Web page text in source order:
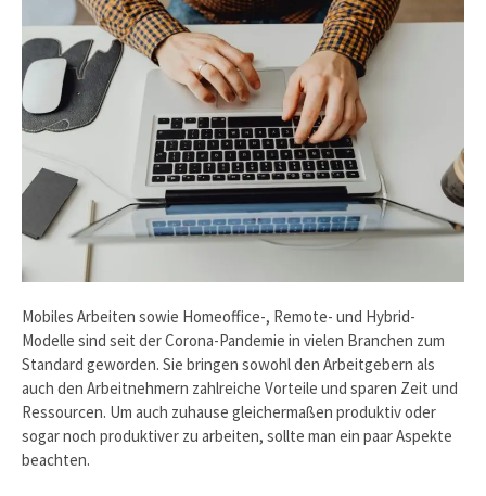
Mobiles Arbeiten sowie Homeoffice-, Remote- und Hybrid-
Modelle sind seit der Corona-Pandemie in vielen Branchen zum
Standard geworden. Sie bringen sowohl den Arbeitgebern als
auch den Arbeitnehmern zahlreiche Vorteile und sparen Zeit und
Ressourcen. Um auch zuhause gleichermaßen produktiv oder
sogar noch produktiver zu arbeiten, sollte man ein paar Aspekte
beachten.